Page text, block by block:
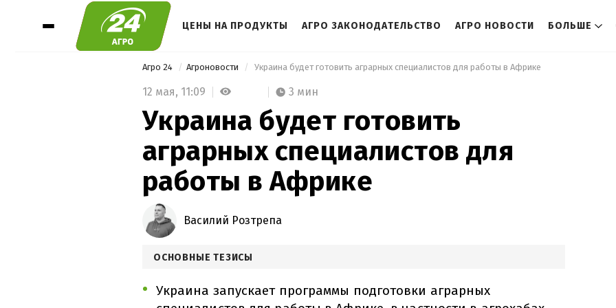
ЦЕНЫ НА ПРОДУКТЫ АГРО ЗАКОНОДАТЕЛЬСТВО АГРО НОВОСТИ БОЛЬШЕ
Агро 24 Агроновости Украина будет готовить аграрных специалистов для работы в Африке
12 мая, 11:09 3 мин
Украина будет готовить
аграрных специалистов для
работы в Африке
Василий Розтрепа
ОСНОВНЫЕ ТЕЗИСЫ
Украина запускает программы подготовки аграрных